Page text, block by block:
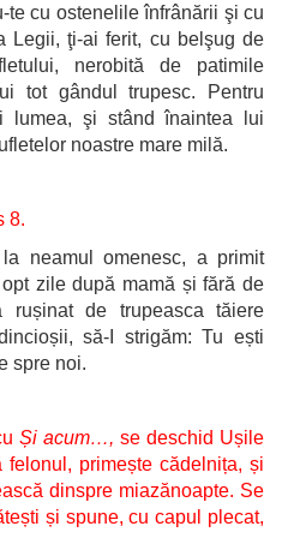
te cu ostenelile înfrânării şi cu
Legii, ţi-ai ferit, cu belşug de
nerobită de patimile
tot gândul trupesc. Pentru
lumea, şi stând înaintea lui
noastre mare milă.
8.
la neamul omenesc, a primit
zile după mamă și fără de
de trupeasca tăiere
să-I strigăm: Tu ești
spre noi.
Și acum…, se deschid Ușile
felonul, primește cădelnița, și
dinspre miazănoapte. Se
și spune, cu capul plecat,